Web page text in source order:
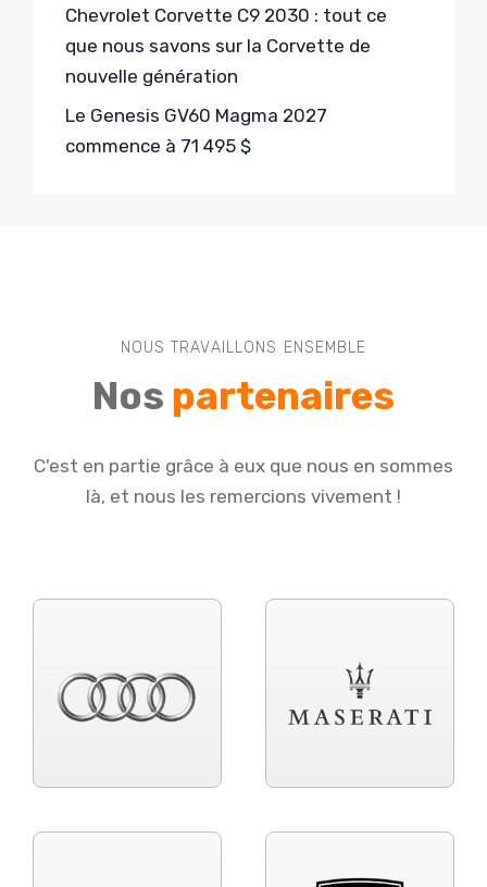
Chevrolet Corvette C9 2030 : tout ce
que nous savons sur la Corvette de
nouvelle génération
Le Genesis GV60 Magma 2027
commence à 71 495 $
NOUS TRAVAILLONS ENSEMBLE
Nos partenaires
C'est en partie grâce à eux que nous en sommes
là, et nous les remercions vivement !